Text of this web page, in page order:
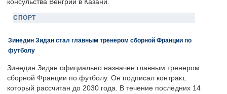
консульства Венгрии в Казани.
СПОРТ
Зинедин Зидан стал главным тренером сборной Франции по
футболу
Зинедин Зидан официально назначен главным тренером
сборной Франции по футболу. Он подписал контракт,
который рассчитан до 2030 года. В течение последних 14